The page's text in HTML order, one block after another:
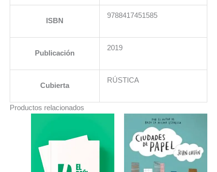
ISBN
9788417451585
Publicación
2019
Cubierta
RÚSTICA
Productos relacionados